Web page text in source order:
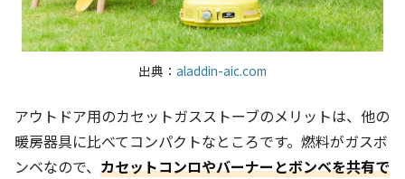
出典： aladdin-aic.com
アウトドア用のカセットガスストーブのメリットは、他の
暖房器具に比べてコンパクトなところです。燃料がガスボ
ンベなので、 カセットコンロやバーナーとボンベを共有で